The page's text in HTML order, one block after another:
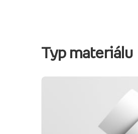
Typ materiálu